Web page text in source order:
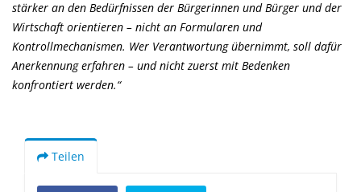
stärker an den Bedürfnissen der Bürgerinnen und Bürger und der
Wirtschaft orientieren – nicht an Formularen und
Kontrollmechanismen. Wer Verantwortung übernimmt, soll dafür
Anerkennung erfahren – und nicht zuerst mit Bedenken
konfrontiert werden.“
Teilen